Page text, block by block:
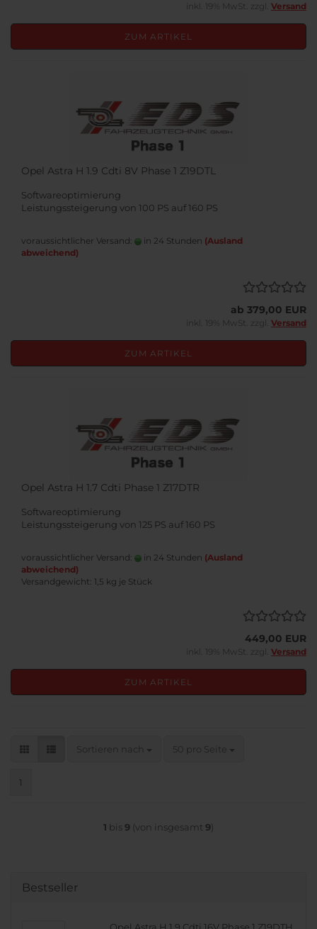
inkl. 19% MwSt. zzgl. Versand
ZUM ARTIKEL
Opel Astra H 1.9 Cdti 8V Phase 1 Z19DTL
Softwareoptimierung
Leistungssteigerung von 100 PS auf 160 PS
voraussichtlicher Versand: in 24 Stunden (Ausland
abweichend)
ab 379,00 EUR
inkl. 19% MwSt. zzgl. Versand
ZUM ARTIKEL
Opel Astra H 1.7 Cdti Phase 1 Z17DTR
Softwareoptimierung
Leistungssteigerung von 125 PS auf 160 PS
voraussichtlicher Versand: in 24 Stunden (Ausland
abweichend)
Versandgewicht: 1,5 kg je Stück
449,00 EUR
inkl. 19% MwSt. zzgl. Versand
ZUM ARTIKEL
Sortieren nach
Sortieren nach 50 pro Seite
pro Seite
1
1 bis 9 (von insgesamt 9)
Bestseller